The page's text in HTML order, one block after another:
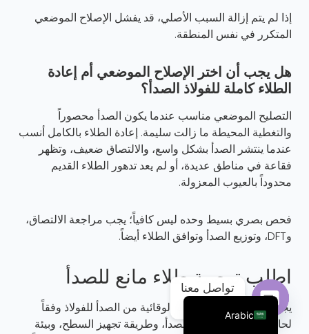
إذا لم يتم إزالة السبب الأصلي، قد يفشل الإصلاح الموضعي
المتكرر في نفس المنطقة.
هل يجب أن اختر الإصلاح الموضعي أم إعادة
الطلاء كاملة للفولاذ الصدأ؟
التصليح الموضعي مناسب عندما يكون الصدأ محصوراً
والتغطية المحيطة ما زالت سليمة. إعادة الطلاء بالكامل أنسب
عندما ينتشر الصدأ بشكل واسع، والالتصاق ضعيف، وتظهر
فقاعة في مناطق عديدة، أو لم يعد تدهور الطلاء القديم
محدوداً بالعيوب المعزولة.
فحص بصري بسيط وحده ليس كافياً؛ يجب مراجعة الالتصاق،
وDFT، وتوزيع الصدأ وتوافق الطلاء أيضاً.
اطلب توصية طلاء مانع للصدأ
يجب اختيار أنواع الطلاءات الوقائية من الصدأ للفولاذ وفقاً
لحالة الفولاذ، ومستوى الصدأ، وطريقة تجهيز السطح، وبيئة
Arabic
English
Russian
Portuguese
تواصل معنا